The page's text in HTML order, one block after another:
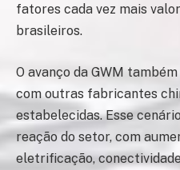
fatores cada vez mais
brasileiros.
O avanço da GWM
com outras fabricantes
estabelecidas. Esse
reação do setor, com
eletrificação,